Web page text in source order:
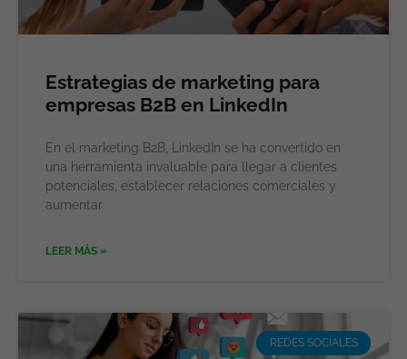
Estrategias de marketing para
empresas B2B en LinkedIn
En el marketing B2B, LinkedIn se ha convertido en
una herramienta invaluable para llegar a clientes
potenciales, establecer relaciones comerciales y
aumentar
LEER MÁS »
REDES SOCIALES